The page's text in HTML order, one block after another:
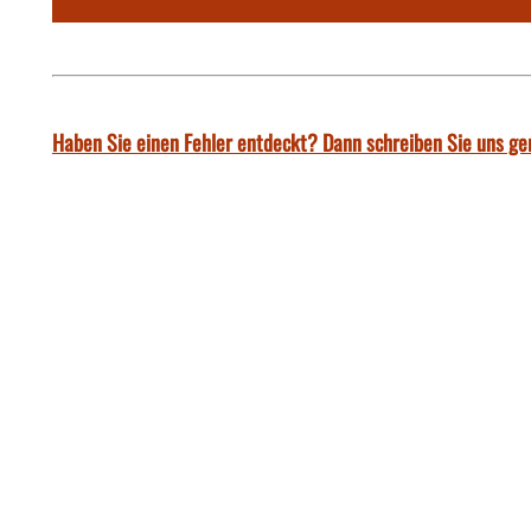
Haben Sie einen Fehler entdeckt? Dann schreiben Sie uns